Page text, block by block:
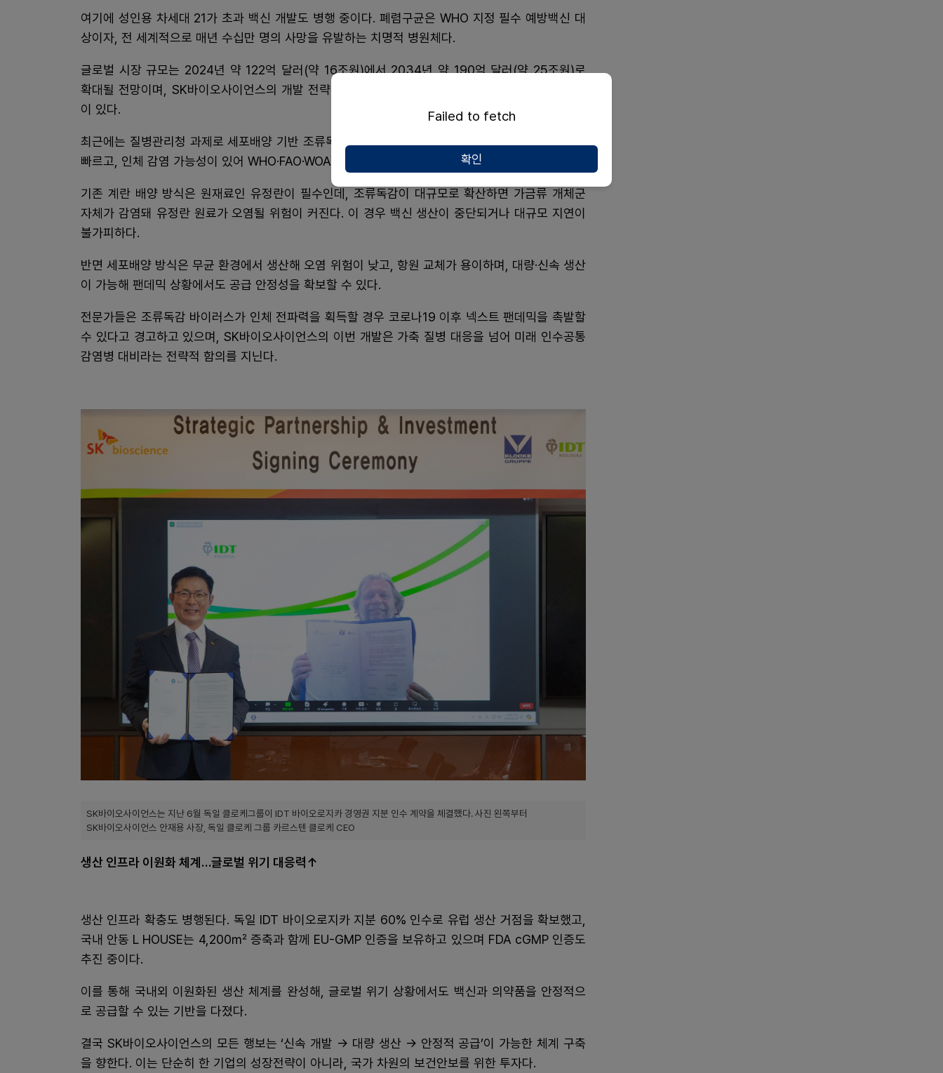
여기에 성인용 차세대 21가 초과 백신 개발도 병행 중이다. 폐렴구균은 WHO 지정 필수 예방백신 대
상이자, 전 세계적으로 매년 수십만 명의 사망을 유발하는 치명적 병원체다.
글로벌 시장 규모는 2024년 약 122억 달러(약 16조원)에서 2034년 약 190억 달러(약 25조원)로
확대될 전망이며, SK바이오사이언스의 개발 전략은 이 시장에서 새로운 경쟁 축을 만들어낼 잠재력
이 있다.
최근에는 질병관리청 과제로 세포배양 기반 조류독감(AI) 백신 개발에도 착수했다. AI는 변이 속도가
빠르고, 인체 감염 가능성이 있어 WHO·FAO·WOAH가 모두 고위험 병원체로 경고하는 대상이다.
기존 계란 배양 방식은 원재료인 유정란이 필수인데, 조류독감이 대규모로 확산하면 가금류 개체군
자체가 감염돼 유정란 원료가 오염될 위험이 커진다. 이 경우 백신 생산이 중단되거나 대규모 지연이
불가피하다.
반면 세포배양 방식은 무균 환경에서 생산해 오염 위험이 낮고, 항원 교체가 용이하며, 대량·신속 생산
이 가능해 팬데믹 상황에서도 공급 안정성을 확보할 수 있다.
전문가들은 조류독감 바이러스가 인체 전파력을 획득할 경우 코로나19 이후 넥스트 팬데믹을 촉발할
수 있다고 경고하고 있으며, SK바이오사이언스의 이번 개발은 가축 질병 대응을 넘어 미래 인수공통
감염병 대비라는 전략적 함의를 지닌다.
SK바이오사이언스는 지난 6월 독일 클로케그룹이 IDT 바이오로지카 경영권 지분 인수 계약을 체결했다. 사진 왼쪽부터
SK바이오사이언스 안재용 사장, 독일 클로케 그룹 카르스텐 클로케 CEO
생산 인프라 이원화 체계…글로벌 위기 대응력↑
생산 인프라 확충도 병행된다. 독일 IDT 바이오로지카 지분 60% 인수로 유럽 생산 거점을 확보했고,
국내 안동 L HOUSE는 4,200㎡ 증축과 함께 EU-GMP 인증을 보유하고 있으며 FDA cGMP 인증도
추진 중이다.
이를 통해 국내외 이원화된 생산 체계를 완성해, 글로벌 위기 상황에서도 백신과 의약품을 안정적으
로 공급할 수 있는 기반을 다졌다.
결국 SK바이오사이언스의 모든 행보는 ‘신속 개발 → 대량 생산 → 안정적 공급’이 가능한 체계 구축
을 향한다. 이는 단순히 한 기업의 성장전략이 아니라, 국가 차원의 보건안보를 위한 투자다.
Failed to fetch
확인